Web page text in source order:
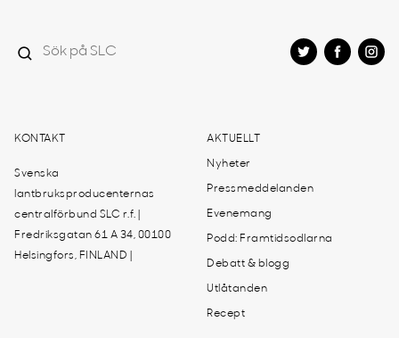
KONTAKT
Svenska
lantbruksproducenternas
centralförbund SLC r.f. |
Fredriksgatan 61 A 34, 00100
Helsingfors, FINLAND |
AKTUELLT
Nyheter
Pressmeddelanden
Evenemang
Podd: Framtidsodlarna
Debatt & blogg
Utlåtanden
Recept